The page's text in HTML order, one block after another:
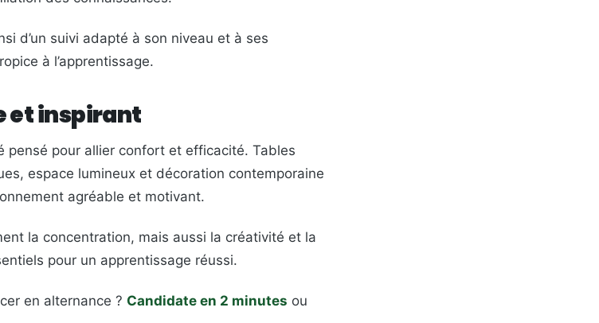
d’un suivi adapté à son niveau et à ses
à l’apprentissage.
et inspirant
pensé pour allier confort et efficacité. Tables
espace lumineux et décoration contemporaine
agréable et motivant.
la concentration, mais aussi la créativité et la
pour un apprentissage réussi.
en alternance ? Candidate en 2 minutes ou